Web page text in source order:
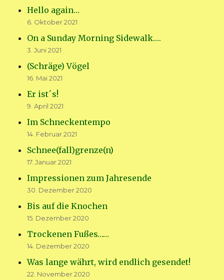
Hello again…
6. Oktober 2021
On a Sunday Morning Sidewalk….
3. Juni 2021
(Schräge) Vögel
16. Mai 2021
Er ist´s!
9. April 2021
Im Schneckentempo
14. Februar 2021
Schnee(fall)grenze(n)
17. Januar 2021
Impressionen zum Jahresende
30. Dezember 2020
Bis auf die Knochen
15. Dezember 2020
Trockenen Fußes……
14. Dezember 2020
Was lange währt, wird endlich gesendet!
22. November 2020